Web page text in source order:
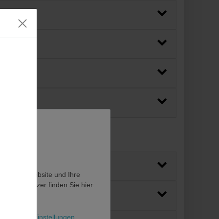
diese Website und Ihre
als Nutzer finden Sie hier:
Weitere Einstellungen